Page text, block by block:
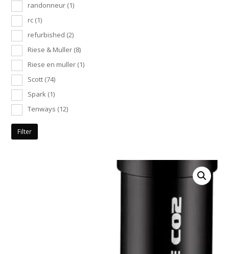
randonneur (1)
rc (1)
refurbished (2)
Riese & Muller (8)
Riese en muller (1)
Scott (74)
Spark (1)
Tenways (12)
Filter